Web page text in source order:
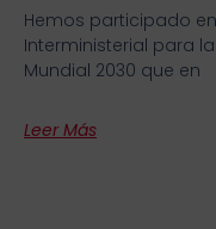
Hemos participado
Interministerial para
Mundial 2030 que en
Leer Más